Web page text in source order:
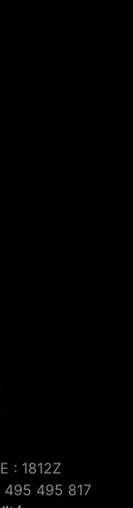
: 1812Z
495 495 817